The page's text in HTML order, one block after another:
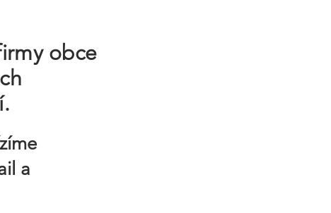
obce
a